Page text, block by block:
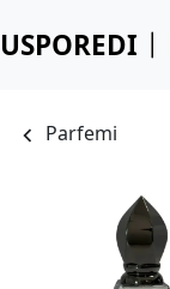
USPOREDI
Parfemi